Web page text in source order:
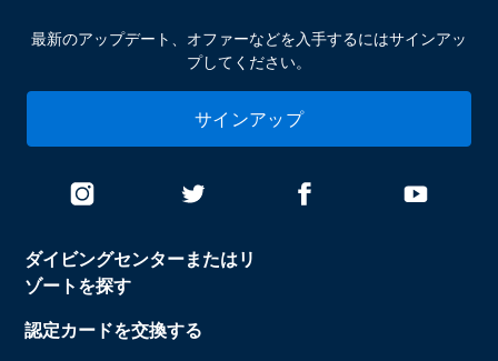
ダイビングセンターまたはリ
ゾートを探す
認定カードを交換する
最新のアップデート、オファーなどを入手するにはサインアッ
プしてください。
サインアップ